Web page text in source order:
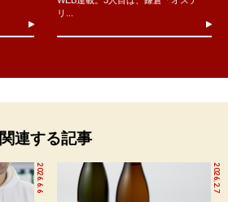
リ...
関連する記事
2026.6.6 2026.2.7